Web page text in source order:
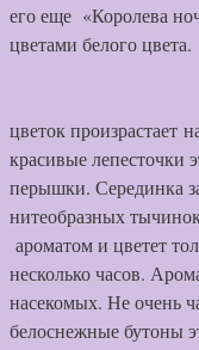
его еще «Королева
цветами
цветок произрастает
красивые лепесточки
перышки. Серединка
нитеобразных
ароматом и цветет
несколько часов.
насекомых. Не очень
белоснежные бутоны